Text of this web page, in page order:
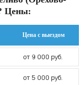
Цены:
Цена с выездом
от 9 000 руб.
от 5 000 руб.